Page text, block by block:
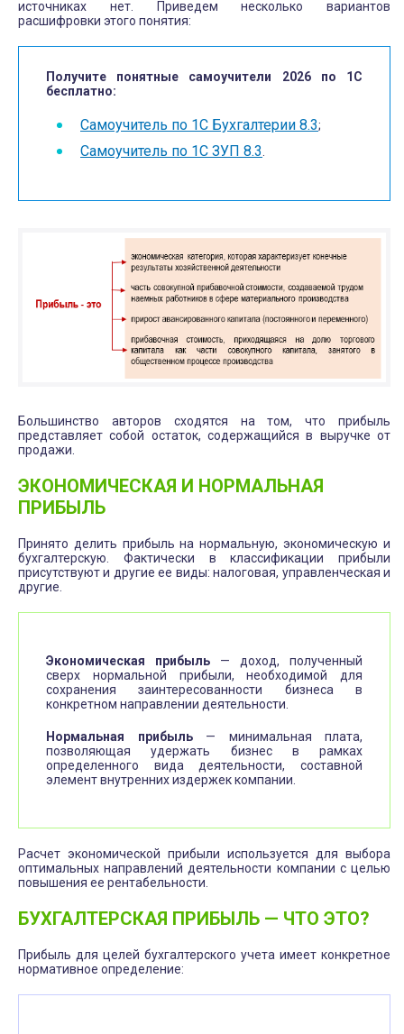
источниках нет. Приведем несколько вариантов
расшифровки этого понятия:
Получите понятные самоучители 2026 по 1С
бесплатно:
Самоучитель по 1С Бухгалтерии 8.3;
Самоучитель по 1С ЗУП 8.3
Большинство авторов сходятся на том, что прибыль
представляет собой остаток, содержащийся в выручке от
продажи.
ЭКОНОМИЧЕСКАЯ И НОРМАЛЬНАЯ
ПРИБЫЛЬ
Принято делить прибыль на нормальную, экономическую и
бухгалтерскую. Фактически в классификации прибыли
присутствуют и другие ее виды: налоговая, управленческая и
другие.
Экономическая прибыль — доход, полученный
сверх нормальной прибыли, необходимой для
сохранения заинтересованности бизнеса в
конкретном направлении деятельности.
Нормальная прибыль— минимальная плата,
позволяющая удержать бизнес в рамках
определенного вида деятельности, составной
элемент внутренних издержек компании.
Расчет экономической прибыли используется для выбора
оптимальных направлений деятельности компании с целью
повышения ее рентабельности.
БУХГАЛТЕРСКАЯ ПРИБЫЛЬ — ЧТО ЭТО?
Прибыль для целей бухгалтерского учета имеет конкретное
нормативное определение: